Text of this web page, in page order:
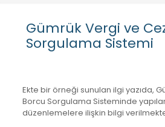
Gümrük Vergi ve
Sorgulama Sistemi
Ekte bir örneği sunulan ilgi yazıda,
Borcu Sorgulama Sisteminde
düzenlemelere ilişkin bilgi